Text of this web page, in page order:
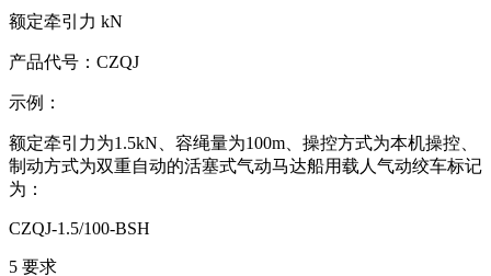
额定牵引力 kN
产品代号：CZQJ
示例：
额定牵引力为1.5kN、容绳量为100m、操控方式为本机操控、
制动方式为双重自动的活塞式气动马达船用载人气动绞车标记
为：
CZQJ-1.5/100-BSH
5 要求